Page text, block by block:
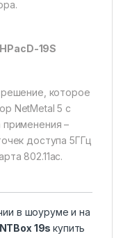
19S
решение, которое
NetMetal 5 c
применения –
доступа 5ГГц
802.11ac.
в шоуруме и на
19sкупить